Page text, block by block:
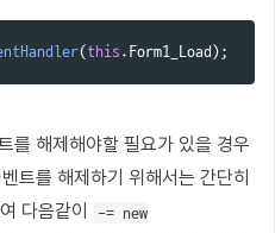
( this . Form1_Load );
를 해제해야할 필요가 있을 경우
트를 해제하기 위해서는 간단히
다음같이
-= new